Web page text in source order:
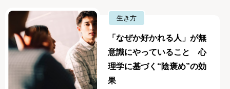
生き方
「なぜか好かれる人」が無
意識にやっていること 心
理学に基づく“陰褒め”の効
果